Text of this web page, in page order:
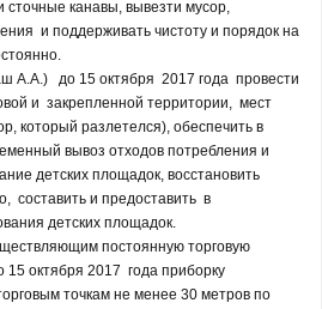
сточные канавы, вывезти мусор,
и поддерживать чистоту и порядок на
до 15 октября 2017 года провести
и закрепленной территории, мест
который разлетелся), обеспечить в
вывоз отходов потребления и
детских площадок, восстановить
составить и предоставить в
детских площадок.
постоянную торговую
15 октября 2017 года приборку
точкам не менее 30 метров по